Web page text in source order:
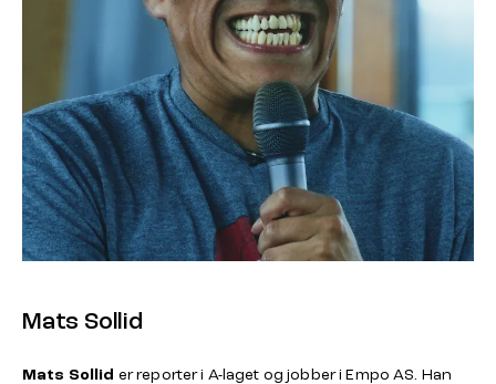
Mats Sollid
Mats Sollid er reporter i A-laget og jobber i Empo AS. Han